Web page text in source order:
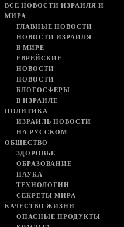
ВСЕ НОВОСТИ ИЗРАИЛЯ И
МИРА
ГЛАВНЫЕ НОВОСТИ
НОВОСТИ ИЗРАИЛЯ
В МИРЕ
ЕВРЕЙСКИЕ
НОВОСТИ
НОВОСТИ
БЛОГОСФЕРЫ
В ИЗРАИЛЕ
ПОЛИТИКА
ИЗРАИЛЬ НОВОСТИ
НА РУССКОМ
ОБЩЕСТВО
ЗДОРОВЬЕ
ОБРАЗОВАНИЕ
НАУКА
ТЕХНОЛОГИИ
СЕКРЕТЫ МИРА
КАЧЕСТВО ЖИЗНИ
ОПАСНЫЕ ПРОДУКТЫ